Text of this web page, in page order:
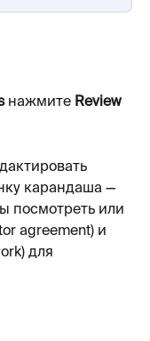
нажмите Review
карандаша —
посмотреть или
agreement) и
для